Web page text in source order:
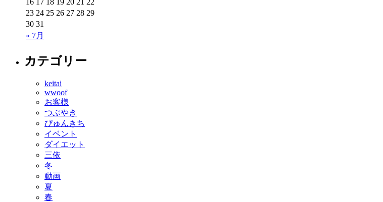
« 7月
23 24 25 26 27 28 29
30 31
カテゴリー
keitai
wwoof
お客様
つぶやき
ぴゅんきち
イベント
ダイエット
三依
冬
動画
夏
春